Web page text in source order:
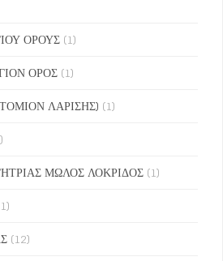
ΟΡΟΥΣ (1)
ΟΡΟΣ(1)
ΛΑΡΙΣΗΣ) (1)
ΜΩΛΟΣ ΛΟΚΡΙΔΟΣ (1)
(12)